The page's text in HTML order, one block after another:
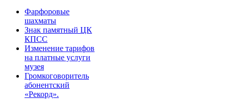
Фарфоровые
шахматы
Знак памятный ЦК
КПСС
Изменение тарифов
на платные услуги
музея
Громкоговоритель
абонентский
«Рекорд».